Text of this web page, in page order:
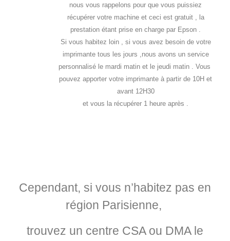
nous vous rappelons pour que vous puissiez
récupérer votre machine et ceci est gratuit , la
prestation étant prise en charge par Epson .
Si vous habitez loin , si vous avez besoin de votre
imprimante tous les jours ,nous avons un service
personnalisé le mardi matin et le jeudi matin . Vous
pouvez apporter votre imprimante à partir de 10H et
avant 12H30
et vous la récupérer 1 heure après .
Cependant, si vous n’habitez pas en
région Parisienne,
trouvez un centre CSA ou DMA le